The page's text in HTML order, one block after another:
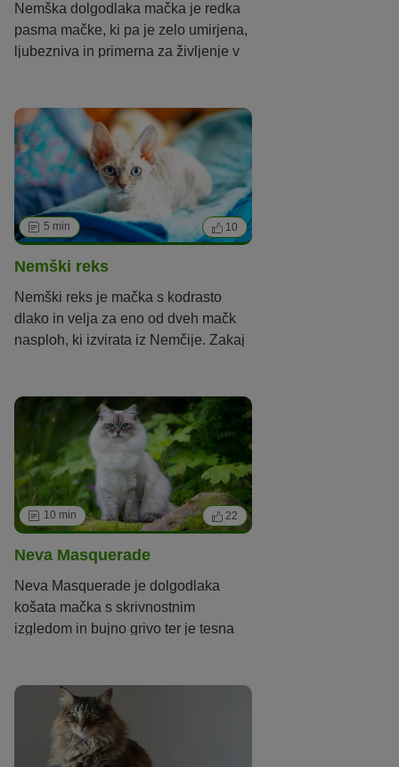
Nemška dolgodlaka mačka je redka
pasma mačke, ki pa je zelo umirjena,
ljubezniva in primerna za življenje v
5 min 10
Nemški reks
Nemški reks je mačka s kodrasto
dlako in velja za eno od dveh mačk
nasploh, ki izvirata iz Nemčije. Zakaj
10 min 22
Neva Masquerade
Neva Masquerade je dolgodlaka
košata mačka s skrivnostnim
izgledom in bujno grivo ter je tesna